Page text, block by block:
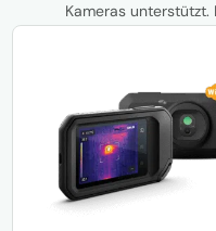
Kameras unterstützt.